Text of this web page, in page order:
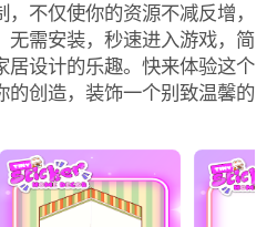
不仅使你的资源不减反增，
无需安装，秒速进入游戏，简
居设计的乐趣。快来体验这个
的创造，装饰一个别致温馨的